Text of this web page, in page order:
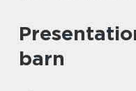
barn